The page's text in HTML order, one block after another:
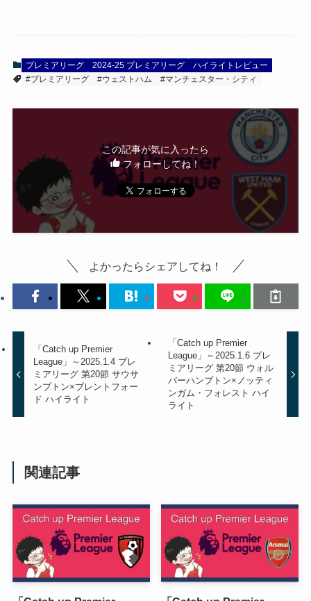
プレミアリーグ 2024-25 プレミアリーグ
ハイライトレビュー
#プレミアリーグ
#ウェストハム #マンチェスター・シティ
この記事が気に入ったら
フォローしてね！
よかったらシェアしてね！
「Catch up Premier
League」～2025.1.4 プレ
ミアリーグ 第20節 サウサ
ンプトン×ブレントフォー
ド ハイライト
「Catch up Premier
League」～2025.1.6 プレ
ミアリーグ 第20節 ウォル
バーハンプトン×ノッティ
ンガム・フォレスト ハイ
ライト
関連記事